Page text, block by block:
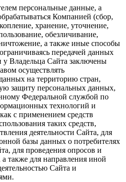
персональные данные, а
Компанией (сбор,
хранение, уточнение,
обезличивание,
а также иные способы
передачей данных
Владельца Сайта заключены
осуществлять
на территорию стран,
защиту персональных данных,
Федеральной службой по
технологий и
с применением средств
таких средств,
деятельности Сайта, для
базы данных о потребителях
для проведения опросов и
также для направления иной
Сайта и